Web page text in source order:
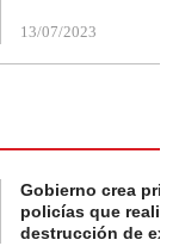
13/07/2023
Gobierno crea
policías que
destrucción de